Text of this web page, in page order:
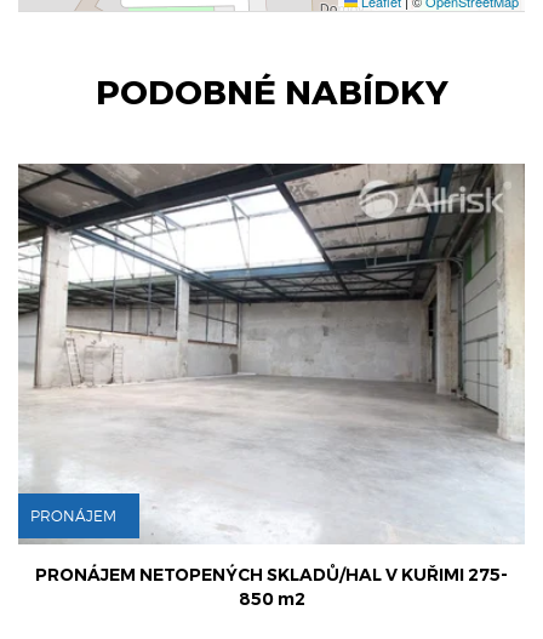
PODOBNÉ NABÍDKY
NETOPENÝCH SKLADŮ/HAL V KUŘIMI 275-